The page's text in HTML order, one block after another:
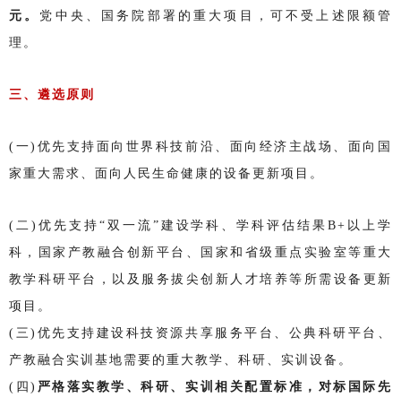
元。 党中央、国务院部署的重大项目，可不受上述限额管
理。
三、遴选原则
(一)优先支持面向世界科技前沿、面向经济主战场、面向国
家重大需求、面向人民生命健康的设备更新项目。
(二)优先支持“双一流”建设学科、学科评估结果B+以上学
科，国家产教融合创新平台、国家和省级重点实验室等重大
教学科研平台，以及服务拔尖创新人才培养等所需设备更新
项目。
(三)优先支持建设科技资源共享服务平台、公典科研平台、
产教融合实训基地需要的重大教学、科研、实训设备。
(四) 严格落实教学、科研、实训相关配置标准，对标国际先